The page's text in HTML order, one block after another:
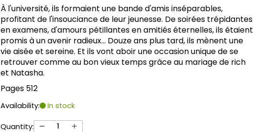
À l'université, ils formaient une bande d'amis inséparables,
profitant de l'insouciance de leur jeunesse. De soirées trépidantes
en examens, d'amours pétillantes en amitiés éternelles, ils étaient
promis à un avenir radieux... Douze ans plus tard, ils mènent une
vie aisée et sereine. Et ils vont aboir une occasion unique de se
retrouver comme au bon vieux temps grâce au mariage de rich
et Natasha.
Pages 512
Availability: In stock
Quantity: